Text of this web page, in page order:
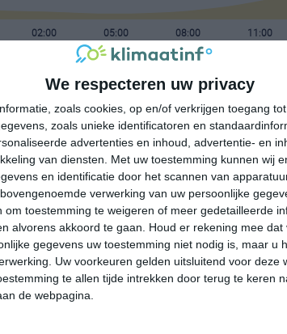
We respecteren uw privacy
zoals cookies, op en/of verkrijgen toegang
zoals unieke identificatoren en
advertenties en inhoud, advertentie- en
van diensten.
Met uw toestemming kunnen wij
en identificatie door het scannen van
verwerking van uw persoonlijke
om toestemming te weigeren of meer gedetailleerde
alvorens akkoord te gaan.
Houd er rekening mee dat
gegevens uw toestemming niet nodig is, maar u
Uw voorkeuren gelden uitsluitend voor deze
te allen tijde intrekken door terug te keren
de webpagina.
02:00 05:00 08:00 11:00
OZO 1 OZO 1 WZW 2
05:00